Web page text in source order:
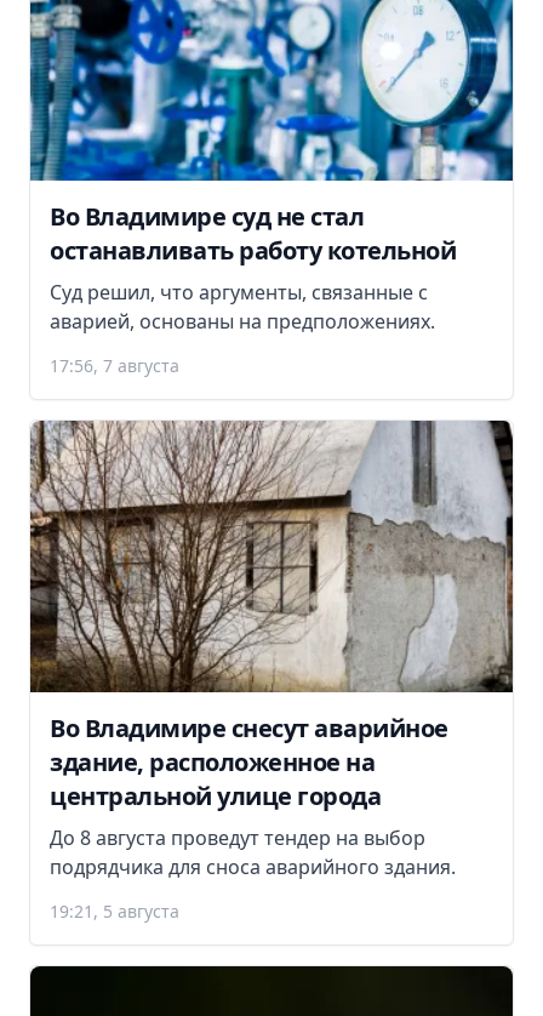
Во Владимире суд не стал
останавливать работу котельной
Суд решил, что аргументы, связанные с
аварией, основаны на предположениях.
17:56, 7 августа
Во Владимире снесут аварийное
здание, расположенное на
центральной улице города
До 8 августа проведут тендер на выбор
подрядчика для сноса аварийного здания.
19:21, 5 августа